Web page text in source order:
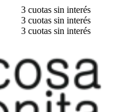
3 cuotas sin interés
3 cuotas sin interés
3 cuotas sin interés